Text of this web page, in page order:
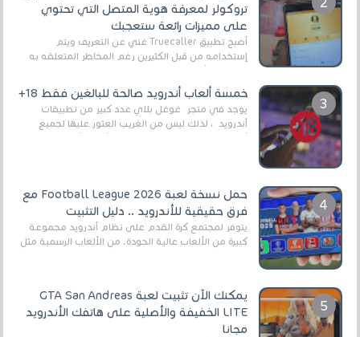
تروكولر لمعرفة هوية المتصل التي تحتوي
على مميزات رائعة ستعجبك
أصبح تطبيق Truecaller غني عن التعريف ويتم
إستخدامه من قبل الكثيرين رغم المخاطر المتعلقه به
وذلك من أجل التخلص من المضايقات الكثيرة في
خمسة ألعاب أندرويد صالحة للبالغين فقط 18+
يوجد في متجر غوغل بلاي عدد كبير من تطبيقات
أندرويد ، لذلك ليس من الغريب العثور عليها لجميع
أنواع الجماهير. هذه المرة نقدم 5 ألعاب أند...
حمل نسخة لعبة Football League 2026 مع
فرق حقيقية للأندرويد .. دليل التثبيت
يتوفر لمجتمع كرة القدم على نظام أندرويد مجموعة
كبيرة من الألعاب عالية الجودة. من الألعاب الرسمية مثل
يمكنك الآن تثبيت لعبة GTA San Andreas
LITE الخفيفة والأصلية على هاتفك الأندرويد
مجانا